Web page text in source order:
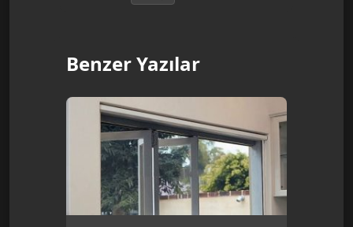
Benzer Yazılar